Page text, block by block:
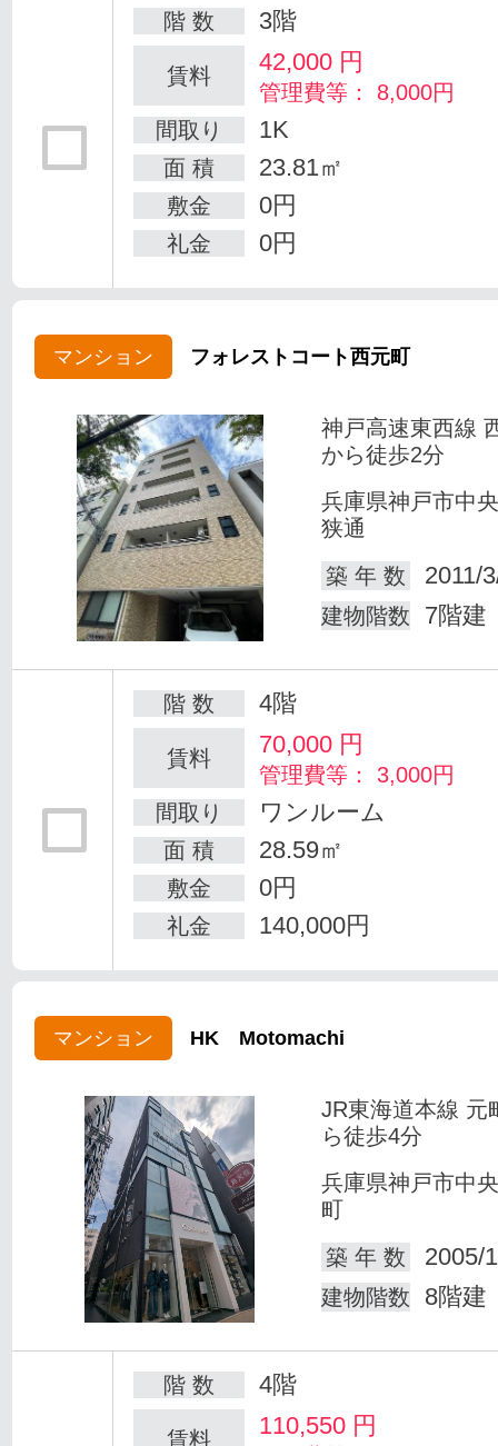
階 数 3階
賃料 42,000 円
管理費等： 8,000円
間取り
1K
面 積 23.81㎡
敷金 0円
礼金 0円
マンション フォレストコート西元町
神戸高速東西線
から徒歩2分
兵庫県神戸市中
狭通
築 年 数
2011/
建物階数 7階建
階 数 4階
賃料 70,000 円
管理費等： 3,000円
間取り
ワンルーム
面 積 28.59㎡
敷金 0円
礼金 140,000円
マンション HK Motomachi
JR東海道本線 元
ら徒歩4分
兵庫県神戸市中
町
築 年 数
2005/
建物階数 8階建
階 数 4階
賃料 110,550 円